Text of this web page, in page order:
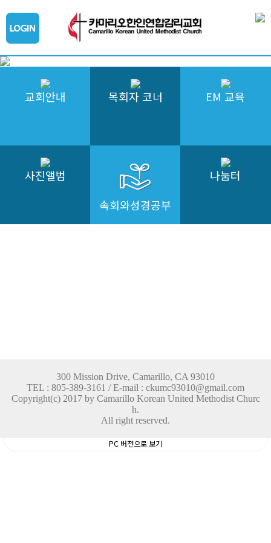
교회안내 목회자 코너 EM 교육
사진앨범
속회와성경공부
나눔터
300 Mission Drive, Camarillo, CA 93010
TEL : 805-389-3161 / E-mail : ckumc93010@gmail.com
Copyright(c) 2017 by Camarillo Korean United Methodist Churc
h.
All right reserved.
PC 버전으로 보기